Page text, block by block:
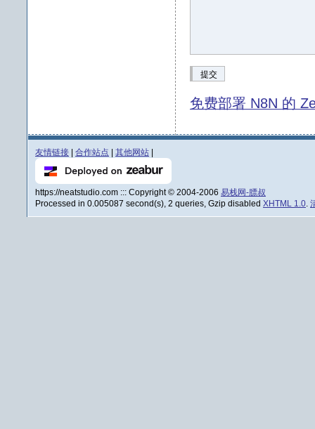
提交
免费部署 N8N 的
友情链接 合作站点 其他网站
https://neatstudio.com ::: Copyright © 2004-2006 易栈网-膘叔
Processed in 0.005087 second(s), 2 queries, Gzip disabled XHTML 1.0.